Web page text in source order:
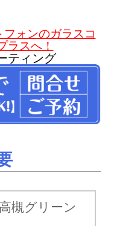
ォンのガラスコ
ラスへ！
槻グリーン